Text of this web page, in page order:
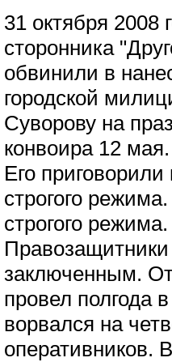
31 октября 2008
сторонника
обвинили в
городской
Суворову на
конвоира 12
Его
строгого
строгого
заключенным.
провел полгода
ворвался на
оперативников.